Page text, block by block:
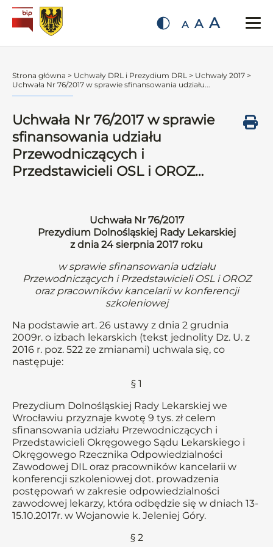
A A A
Strona główna > Uchwały DRL i Prezydium DRL > Uchwały 2017 >
Uchwała Nr 76/2017 w sprawie sfinansowania udziału...
Uchwała Nr 76/2017 w sprawie
sfinansowania udziału
Przewodniczących i
Przedstawicieli OSL i OROZ…
Uchwała Nr 76/2017
Prezydium Dolnośląskiej Rady Lekarskiej
z dnia 24 sierpnia 2017 roku
w sprawie sfinansowania udziału
Przewodniczących i Przedstawicieli OSL i OROZ
oraz pracowników kancelarii w konferencji
szkoleniowej
Na podstawie art. 26 ustawy z dnia 2 grudnia
2009r. o izbach lekarskich (tekst jednolity Dz. U. z
2016 r. poz. 522 ze zmianami) uchwala się, co
następuje:
§ 1
Prezydium Dolnośląskiej Rady Lekarskiej we
Wrocławiu przyznaje kwotę 9 tys. zł celem
sfinansowania udziału Przewodniczących i
Przedstawicieli Okręgowego Sądu Lekarskiego i
Okręgowego Rzecznika Odpowiedzialności
Zawodowej DIL oraz pracowników kancelarii w
konferencji szkoleniowej dot. prowadzenia
postępowań w zakresie odpowiedzialności
zawodowej lekarzy, która odbędzie się w dniach 13-
15.10.2017r. w Wojanowie k. Jeleniej Góry.
§ 2